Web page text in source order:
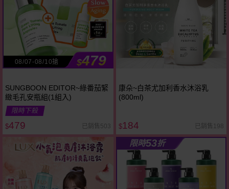
08/07-08/10搶 $479
SUNGBOON EDITOR~綠番茄緊
緻毛孔安瓶組(1組入)
限時下殺
$479 已銷售503
康朵~白茶尤加利香水沐浴乳
(800ml)
$184 已銷售198
限時53折